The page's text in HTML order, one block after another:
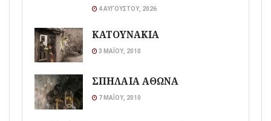
4 ΑΥΓΟΎΣΤΟΥ, 2026
ΚΑΤΟΥΝΑΚΙΑ
3 ΜΑΪ́ΟΥ, 2010
ΣΠΗΛΑΙΑ ΑΘΩΝΑ
7 ΜΑΪ́ΟΥ, 2010